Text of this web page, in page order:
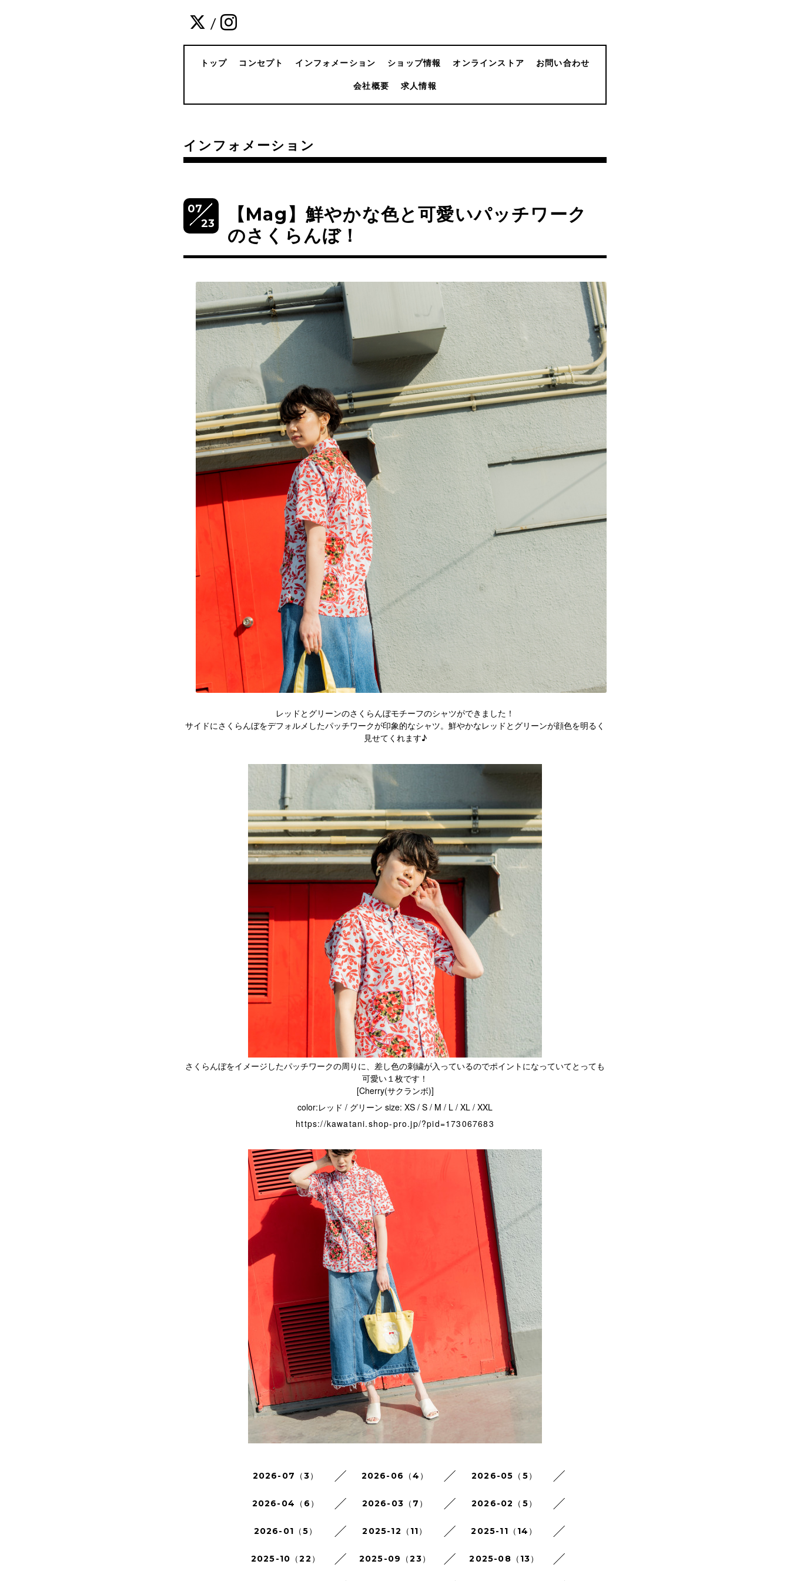
/
トップ コンセプト インフォメーション ショップ情報 オンラインストア お問い合わせ
会社概要 求人情報
インフォメーション
07
23
【Mag】鮮やかな色と可愛いパッチワーク
のさくらんぼ！
レッドとグリーンのさくらんぼモチーフのシャツができました！
サイドにさくらんぼをデフォルメしたパッチワークが印象的なシャツ。鮮やかなレッドとグリーンが顔色を明るく
見せてくれます♪
さくらんぼをイメージしたパッチワークの周りに、差し色の刺繍が入っているのでポイントになっていてとっても
可愛い１枚です！
[Cherry(サクランボ)]
color: レッド / グリーン size: XS / S / M / L / XL / XXL
https://kawatani.shop-pro.jp/?pid=173067683
2026-07（3） 2026-06（4） 2026-05（5）
2026-04（6） 2026-03（7） 2026-02（5）
2026-01（5） 2025-12（11） 2025-11（14）
2025-10（22） 2025-09（23） 2025-08（13）